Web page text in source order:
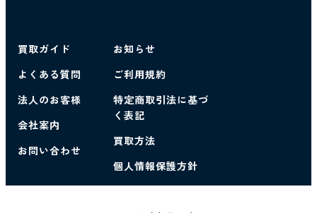
買取ガイド
よくある質問
法人のお客様
会社案内
お問い合わせ
お知らせ
ご利用規約
特定商取引法に基づ
く表記
買取方法
個人情報保護方針